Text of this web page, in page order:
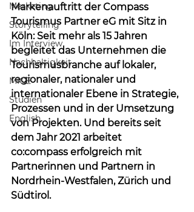
Marketing
Storytelling
Im Interview
Nachhaltigkeit
MICE
Studien
English
Markenauftritt der Compass
Tourismus Partner eG mit Sitz in
Köln: Seit mehr als 15 Jahren
begleitet das Unternehmen die
Tourismusbranche auf lokaler,
regionaler, nationaler und
internationaler Ebene in Strategie,
Prozessen und in der Umsetzung
von Projekten. Und bereits seit
dem Jahr 2021 arbeitet
co:compass erfolgreich mit
Partnerinnen und Partnern in
Nordrhein-Westfalen, Zürich und
Südtirol.